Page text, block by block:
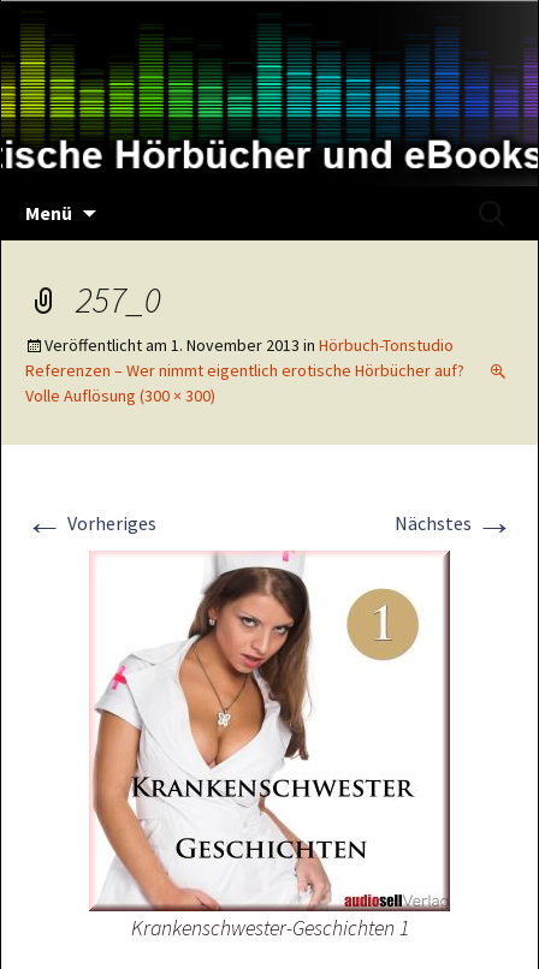
Inhalt
springen
Menü
257_0
Veröffentlicht am 1. November 2013 in Hörbuch-Tonstudio
Referenzen – Wer nimmt eigentlich erotische Hörbücher auf?
Volle Auflösung (300 × 300)
← Vorheriges Nächstes →
Krankenschwester-Geschichten 1